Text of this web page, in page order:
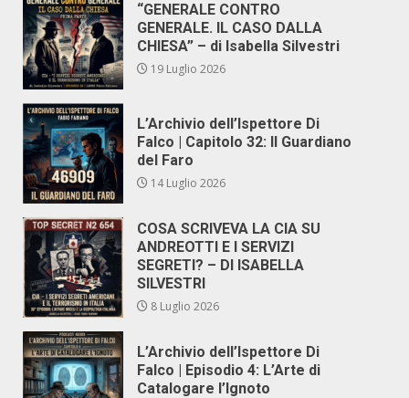
“GENERALE CONTRO
GENERALE. IL CASO DALLA
CHIESA” – di Isabella Silvestri
19 Luglio 2026
L’Archivio dell’Ispettore Di
Falco | Capitolo 32: Il Guardiano
del Faro
14 Luglio 2026
COSA SCRIVEVA LA CIA SU
ANDREOTTI E I SERVIZI
SEGRETI? – DI ISABELLA
SILVESTRI
8 Luglio 2026
L’Archivio dell’Ispettore Di
Falco | Episodio 4: L’Arte di
Catalogare l’Ignoto